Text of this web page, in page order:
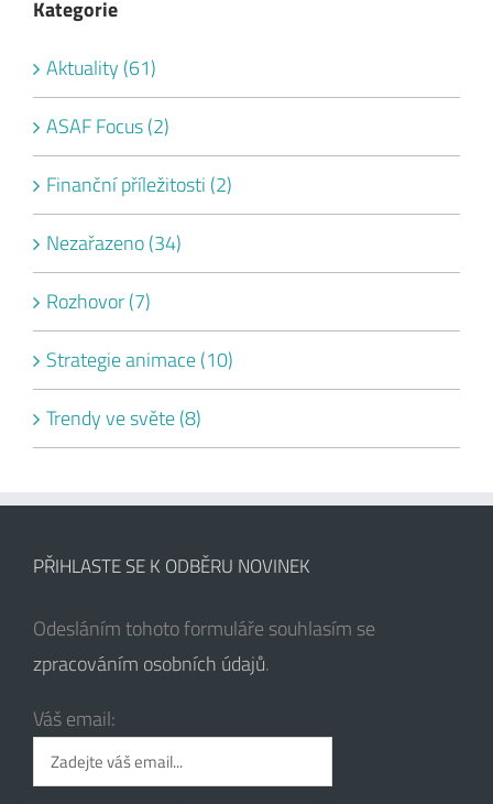
Kategorie
Aktuality (61)
ASAF Focus (2)
Finanční příležitosti (2)
Nezařazeno (34)
Rozhovor (7)
Strategie animace (10)
Trendy ve světe (8)
PŘIHLASTE SE K ODBĚRU NOVINEK
Odesláním tohoto formuláře souhlasím se
zpracováním osobních údajů.
Váš email: